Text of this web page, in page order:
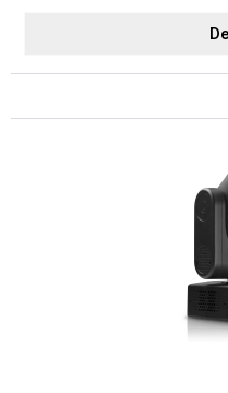
Flugpunkte hängend
Pumpe mit
Betrieb wird zusätzlich
Schaumfluid benötigt.
Generator: 25kg
Kanone (B x H x T):
Schaummenge:
Leistungsaufnahme
Gewicht Pumpe: 10kg